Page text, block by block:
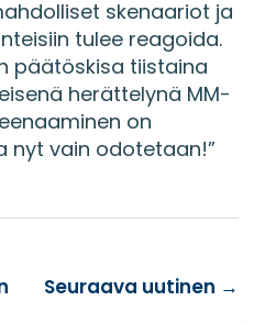
skenaariot ja
tulee reagoida.
päätöskisa tiistaina
herättelynä MM-
on
nyt vain odotetaan!”
Seuraava uutinen →